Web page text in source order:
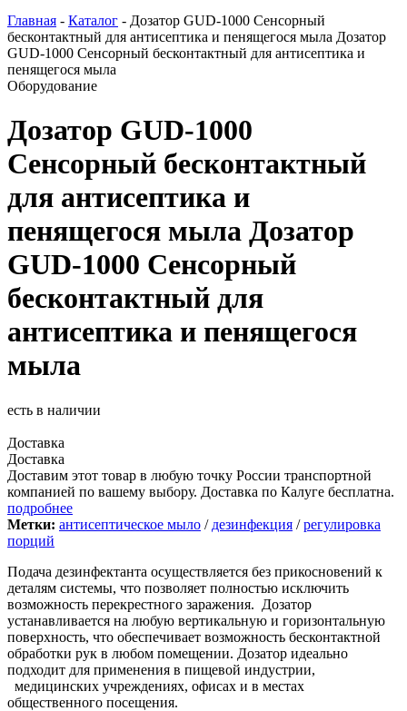
Главная - Каталог - Дозатор GUD-1000 Сенсорный
бесконтактный для антисептика и пенящегося мыла Дозатор
GUD-1000 Сенсорный бесконтактный для антисептика и
пенящегося мыла
Оборудование
Дозатор GUD-1000
Сенсорный бесконтактный
для антисептика и
пенящегося мыла Дозатор
GUD-1000 Сенсорный
бесконтактный для
антисептика и пенящегося
мыла
есть в наличии
Доставка
Доставка
Доставим этот товар в любую точку России транспортной
компанией по вашему выбору. Доставка по Калуге бесплатна.
подробнее
Метки: антисептическое мыло / дезинфекция /регулировка
порций
Подача дезинфектанта осуществляется без прикосновений к
деталям системы, что позволяет полностью исключить
возможность перекрестного заражения. Дозатор
устанавливается на любую вертикальную и горизонтальную
поверхность, что обеспечивает возможность бесконтактной
обработки рук в любом помещении. Дозатор идеально
подходит для применения в пищевой индустрии,
медицинских учреждениях, офисах и в местах
общественного посещения.